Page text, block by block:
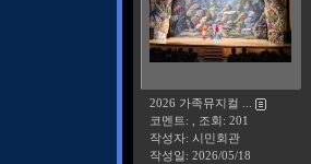
2026 가족뮤지컬 ...
코멘트: , 조회: 201
작성자: 시민회관
작성일: 2026/05/18